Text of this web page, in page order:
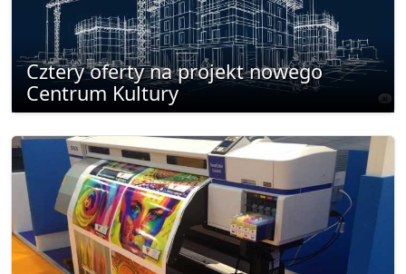
Cztery oferty na projekt nowego
Centrum Kultury